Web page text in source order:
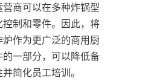
商可以在多种炸锅型
控制和零件。因此，将
炉作为更广泛的商用厨
的一部分，可以降低备
简化员工培训。